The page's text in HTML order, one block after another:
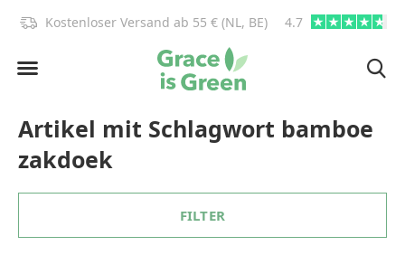
Kostenloser Versand ab 55 € (NL, BE) 4.7
Artikel mit Schlagwort bamboe
zakdoek
FILTER